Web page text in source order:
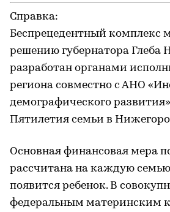
Справка:
Беспрецедентный комплекс
решению губернатора Глеба
разработан органами
региона совместно с АНО
демографического
Пятилетия семьи в
Основная финансовая мера
рассчитана на каждую
появится ребенок. В
федеральным материнским